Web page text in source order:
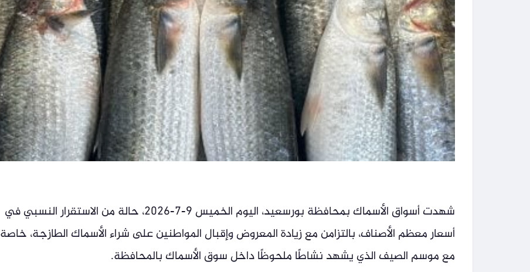
شهدت أسواق الأسماك بمحافظة بورسعيد، اليوم الخميس 9-7-2026، حالة من الاستقرار النسبي في
أسعار معظم الأصناف، بالتزامن مع زيادة المعروض وإقبال المواطنين على شراء الأسماك الطازجة، خاصة
مع موسم الصيف الذي يشهد نشاطًا ملحوظًا داخل سوق الأسماك بالمحافظة.